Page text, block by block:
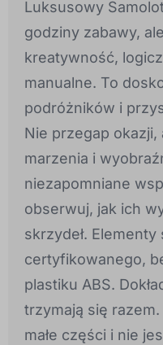
Luksusowy
godziny zabawy,
kreatywność,
manualne. To
podróżników i
Nie przegap
marzenia i
niezapomniane
obserwuj, jak ich
skrzydeł.
certyfikowanego,
plastiku ABS.
trzymają się
małe części i nie